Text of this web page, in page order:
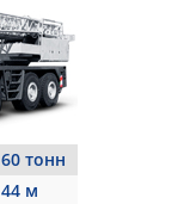
60 тонн
44 м